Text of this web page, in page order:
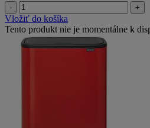
- +
Vložiť do košíka
Tento produkt nie je momentálne k